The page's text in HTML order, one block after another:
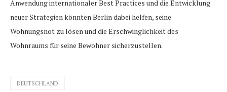
Anwendung internationaler Best Practices und die Entwicklung
neuer Strategien könnten Berlin dabei helfen, seine
Wohnungsnot zu lösen und die Erschwinglichkeit des
Wohnraums für seine Bewohner sicherzustellen.
DEUTSCHLAND